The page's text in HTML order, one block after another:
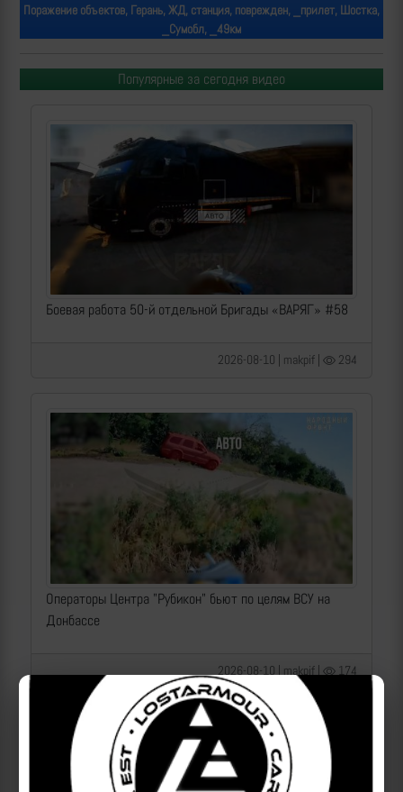
Поражение объектов, Герань, ЖД, станция, поврежден, _прилет, Шостка,
_Сумобл, _49км
Популярные за сегодня видео
Боевая работа 50-й отдельной Бригады «ВАРЯГ» #58
2026-08-10 | makpif | 294
Операторы Центра "Рубикон" бьют по целям ВСУ на
Донбассе
2026-08-10 | makpif | 174